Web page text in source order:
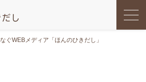
ぐWEBメディア「ほんのひきだし」